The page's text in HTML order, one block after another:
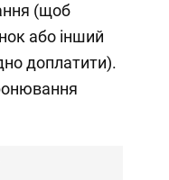
(щоб
або інший
доплатити).